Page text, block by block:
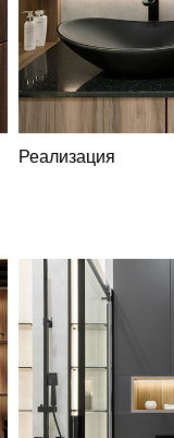
Реализация